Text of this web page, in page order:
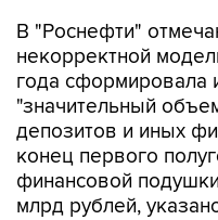
В "Роснефти"
некорректной
года сформировала
"значительный
депозитов и иных
конец первого
финансовой
млрд рублей,